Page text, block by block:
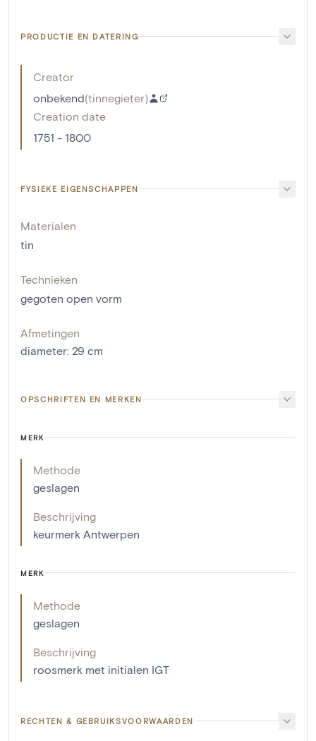
PRODUCTIE EN DATERING
Creator
onbekend(tinnegieter)
Creation date
1751 - 1800
FYSIEKE EIGENSCHAPPEN
Materialen
tin
Technieken
gegoten open vorm
Afmetingen
diameter: 29 cm
OPSCHRIFTEN EN MERKEN
MERK
Methode
geslagen
Beschrijving
keurmerk Antwerpen
MERK
Methode
geslagen
Beschrijving
roosmerk met initialen IGT
RECHTEN & GEBRUIKSVOORWAARDEN